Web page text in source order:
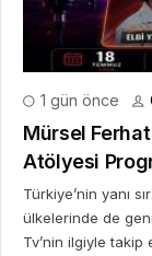
1 gün önce
Mürsel
Atölyesi
Türkiye’nin yanı
ülkelerinde de
Tv’nin ilgiyle takip